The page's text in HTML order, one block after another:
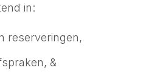
in:
reserveringen,
&